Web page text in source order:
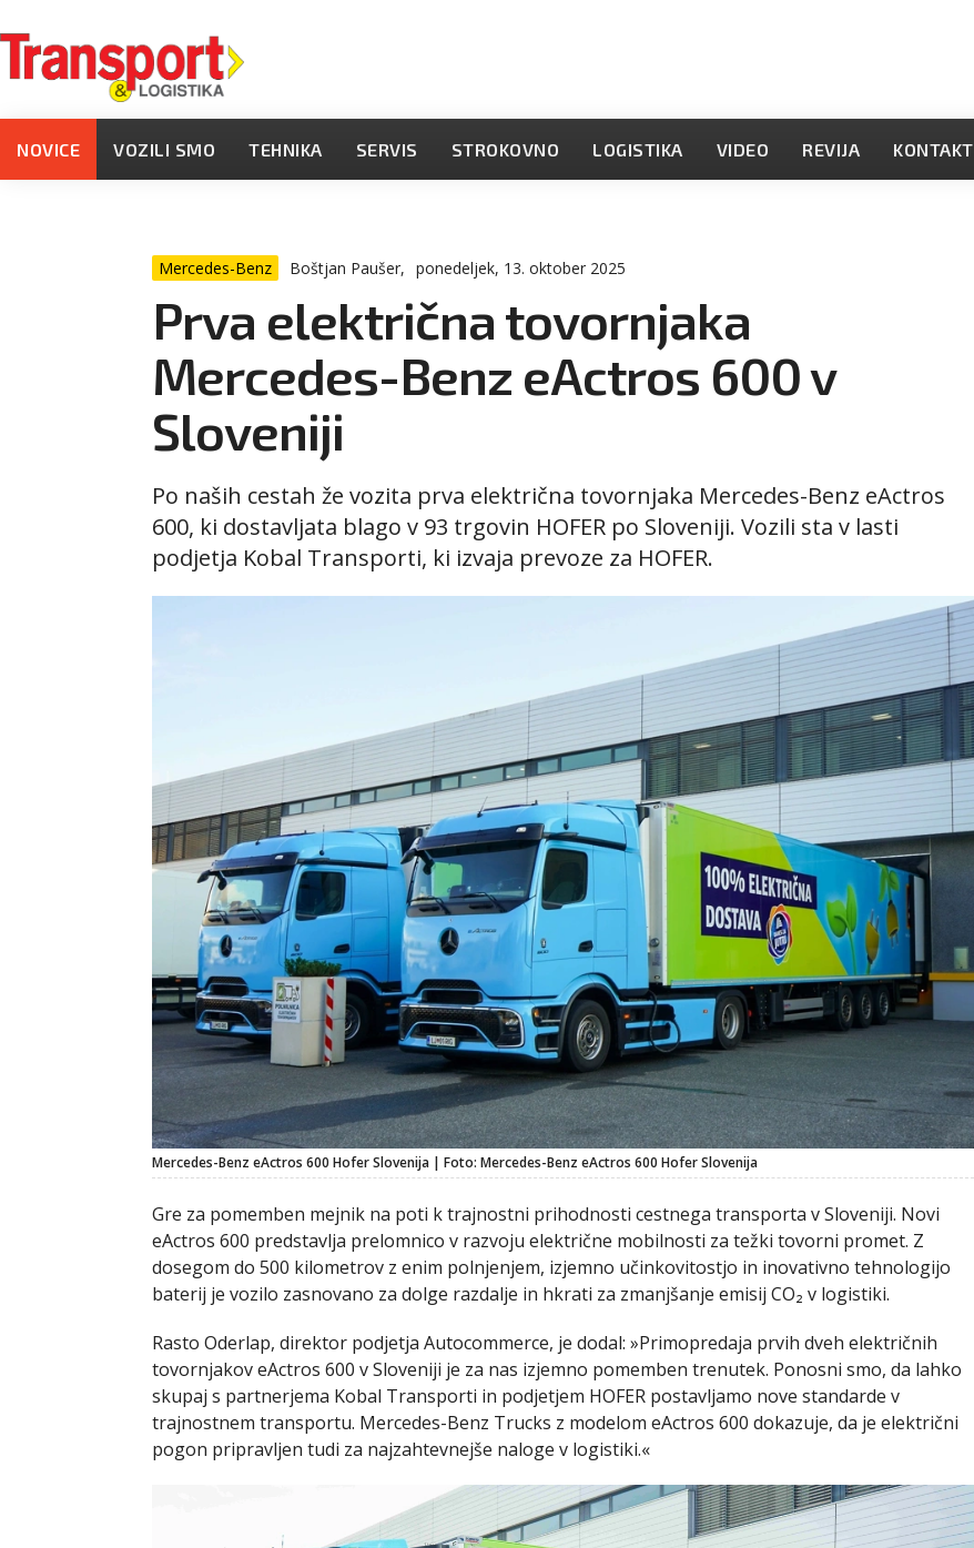
NOVICE VOZILI SMO TEHNIKA SERVIS STROKOVNO LOGISTIKA VIDEO REVIJA KONTAKT
Mercedes-Benz Boštjan Paušer, ponedeljek, 13. oktober 2025
Prva električna tovornjaka
Mercedes-Benz eActros 600 v
Sloveniji
Po naših cestah že vozita prva električna tovornjaka Mercedes-Benz eActros
600, ki dostavljata blago v 93 trgovin HOFER po Sloveniji. Vozili sta v lasti
podjetja Kobal Transporti, ki izvaja prevoze za HOFER.
Mercedes-Benz eActros 600 Hofer Slovenija | Foto: Mercedes-Benz eActros 600 Hofer Slovenija
Gre za pomemben mejnik na poti k trajnostni prihodnosti cestnega transporta v Sloveniji. Novi
eActros 600 predstavlja prelomnico v razvoju električne mobilnosti za težki tovorni promet. Z
dosegom do 500 kilometrov z enim polnjenjem, izjemno učinkovitostjo in inovativno tehnologijo
baterij je vozilo zasnovano za dolge razdalje in hkrati za zmanjšanje emisij CO₂ v logistiki.
Rasto Oderlap, direktor podjetja Autocommerce, je dodal: »Primopredaja prvih dveh električnih
tovornjakov eActros 600 v Sloveniji je za nas izjemno pomemben trenutek. Ponosni smo, da lahko
skupaj s partnerjema Kobal Transporti in podjetjem HOFER postavljamo nove standarde v
trajnostnem transportu. Mercedes-Benz Trucks z modelom eActros 600 dokazuje, da je električni
pogon pripravljen tudi za najzahtevnejše naloge v logistiki.«